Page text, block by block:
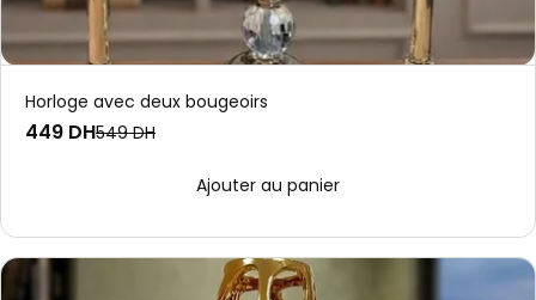
Horloge avec deux bougeoirs
449 DH549 DH